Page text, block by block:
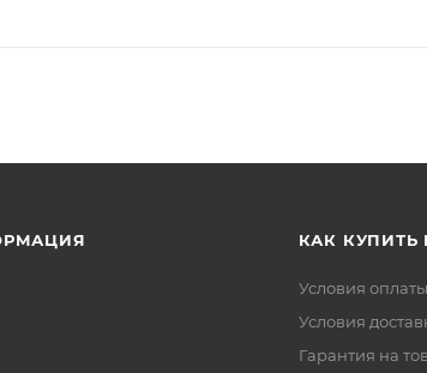
КАК КУПИТЬ
Условия оплаты
Условия
Гарантия на